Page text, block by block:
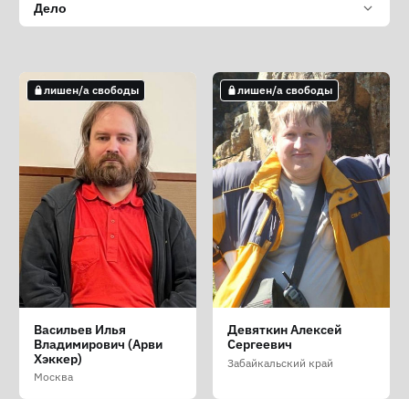
Дело
лишен/а свободы
Васильев Илья
Владимирович (Арви
Хэккер)
Москва
лишен/а свободы
Девяткин Алексей
Сергеевич
Забайкальский край